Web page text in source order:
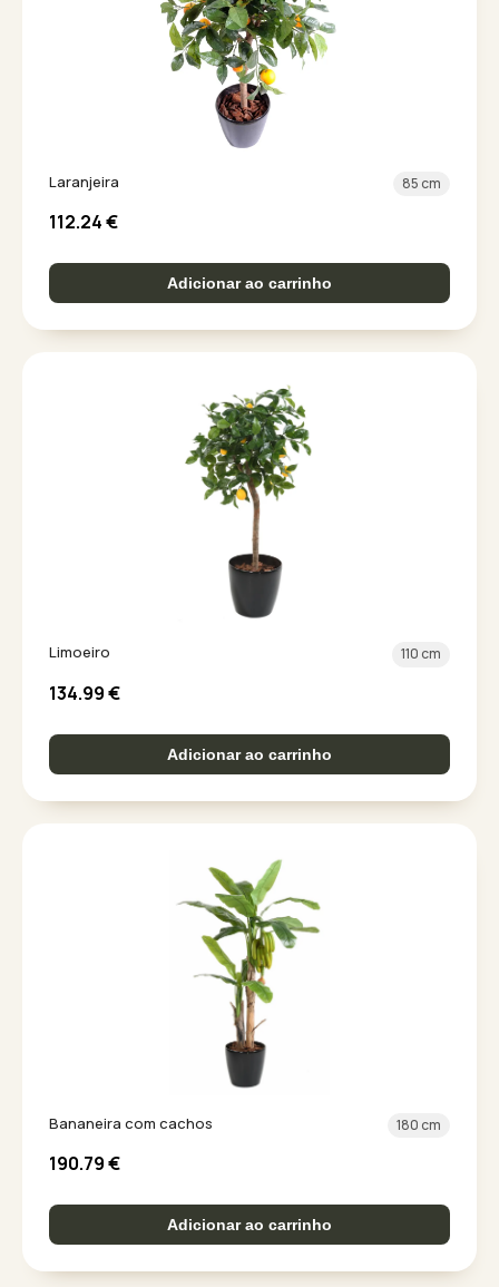
Laranjeira 85 cm
112.24€
Adicionar ao carrinho
Limoeiro 110 cm
134.99€
Adicionar ao carrinho
Bananeira com cachos 180 cm
190.79€
Adicionar ao carrinho